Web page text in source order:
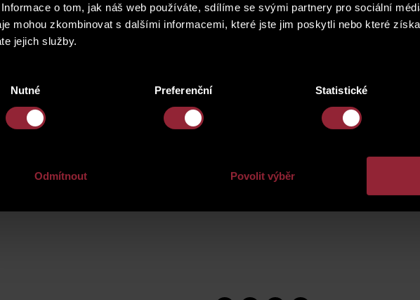
o tom, jak náš web používáte, sdílíme se svými partnery pro sociální
mohou zkombinovat s dalšími informacemi, které jste jim poskytli nebo které
jejich služby.
Nutné Preferenční Statistické
Odmítnout Povolit výběr